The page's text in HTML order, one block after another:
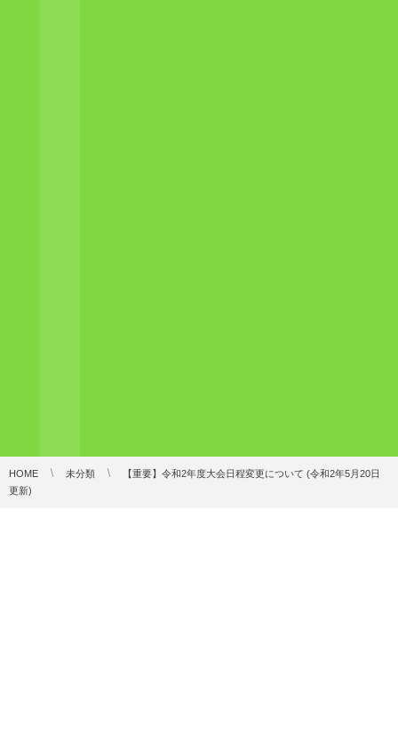
HOME 未分類
【重要】令和2年度大会日程変更について (令和2年5月20日
更新)